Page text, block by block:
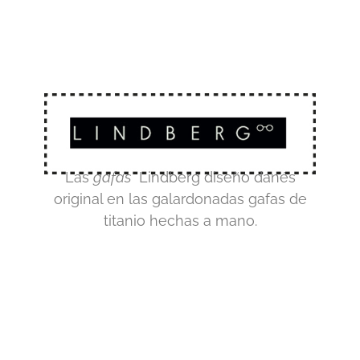
LasgafasLindberg diseño danés
original en las galardonadas gafas de
titanio hechas a mano.